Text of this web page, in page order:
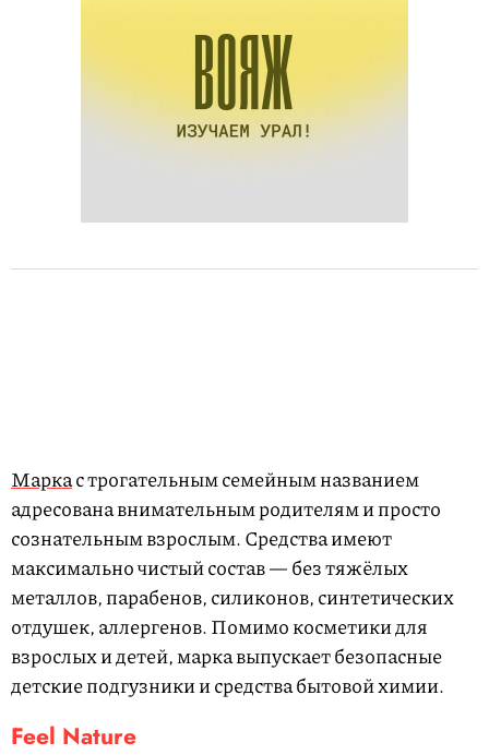
Маркас трогательным семейным названием
адресована внимательным родителям и просто
сознательным взрослым.Средства имеют
максимально чистый состав — без тяжёлых
металлов, парабенов, силиконов, синтетических
отдушек, аллергенов.Помимо косметики для
взрослых и детей, марка выпускает безопасные
детские подгузники и средства бытовой химии.
Feel Nature